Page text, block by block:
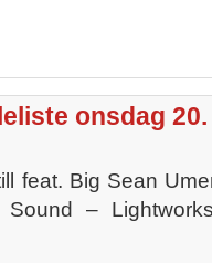
onsdag
feat. Big Sean
–